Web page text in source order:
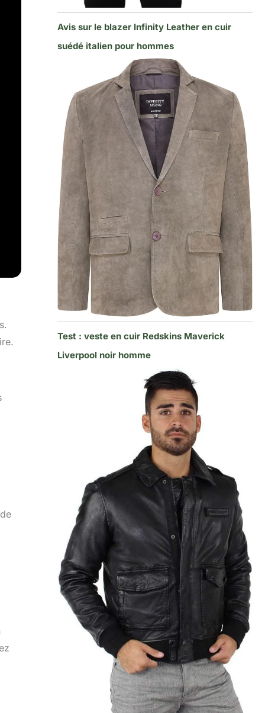
Avis sur le blazer Infinity Leather en cuir
suédé italien pour hommes
Test : veste en cuir Redskins Maverick
Liverpool noir homme